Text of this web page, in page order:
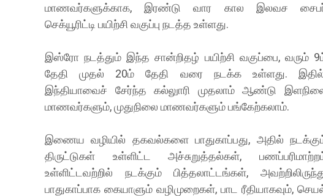
மாணவர்களுக்காக, இரண்டு வார கால இலவச
செக்யூரிட்டி பயிற்சி வகுப்பு நடத்த உள்ளது.
இஸ்ரோ நடத்தும் இந்த சான்றிதழ் பயிற்சி வகுப்பை, வரும்
தேதி முதல் 20ம் தேதி வரை நடக்க உள்ளது.
இந்தியாவைச் சேர்ந்த கல்லுாரி முதலாம் ஆண்டு
மாணவர்களும், முதுநிலை மாணவர்களும் பங்கேற்கலாம்.
இணைய வழியில் தகவல்களை பாதுகாப்பது, அதில்
திருட்டுகள் உள்ளிட்ட அச்சுறுத்தல்கள்,
உள்ளிட்டவற்றில் நடக்கும் பித்தலாட்டங்கள்,
பாதுகாப்பாக கையாளும் வழிமுறைகள், பாட ரீதியாகவும்,